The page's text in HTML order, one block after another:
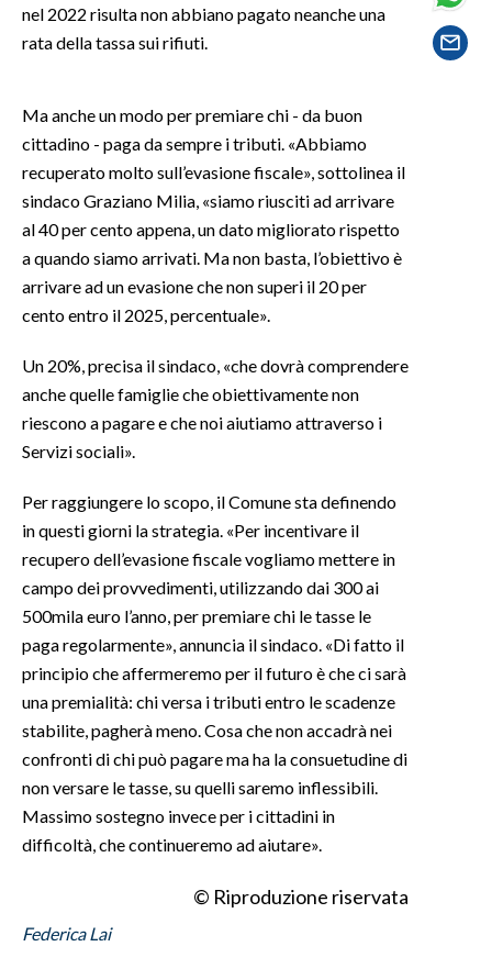
SARDI NEL MONDO
#CARAUNIONE
3 MINUTI CON
INSULARITÀ
INFO AZIENDE
NECROLOGI
PUBBLICITÀ
nel 2022 risulta non abbiano pagato neanche una
rata della tassa sui rifiuti.
Ma anche un modo per premiare chi - da buon
cittadino - paga da sempre i tributi. «Abbiamo
recuperato molto sull’evasione fiscale», sottolinea il
sindaco Graziano Milia, «siamo riusciti ad arrivare
al 40 per cento appena, un dato migliorato rispetto
a quando siamo arrivati. Ma non basta, l’obiettivo è
arrivare ad un evasione che non superi il 20 per
cento entro il 2025, percentuale».
Un 20%, precisa il sindaco, «che dovrà comprendere
anche quelle famiglie che obiettivamente non
riescono a pagare e che noi aiutiamo attraverso i
Servizi sociali».
Per raggiungere lo scopo, il Comune sta definendo
in questi giorni la strategia. «Per incentivare il
recupero dell’evasione fiscale vogliamo mettere in
campo dei provvedimenti, utilizzando dai 300 ai
500mila euro l’anno, per premiare chi le tasse le
paga regolarmente», annuncia il sindaco. «Di fatto il
principio che affermeremo per il futuro è che ci sarà
una premialità: chi versa i tributi entro le scadenze
stabilite, pagherà meno. Cosa che non accadrà nei
confronti di chi può pagare ma ha la consuetudine di
non versare le tasse, su quelli saremo inflessibili.
Massimo sostegno invece per i cittadini in
difficoltà, che continueremo ad aiutare».
© Riproduzione riservata
Federica Lai